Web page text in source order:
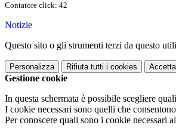
Contatore click: 42
Notizie
Questo sito o gli strumenti terzi da questo
Personalizza Rifiuta tutti i cookies
Gestione cookie
In questa schermata è possibile scegliere
I cookie necessari sono quelli che
Per conoscere quali sono i cookie necessari